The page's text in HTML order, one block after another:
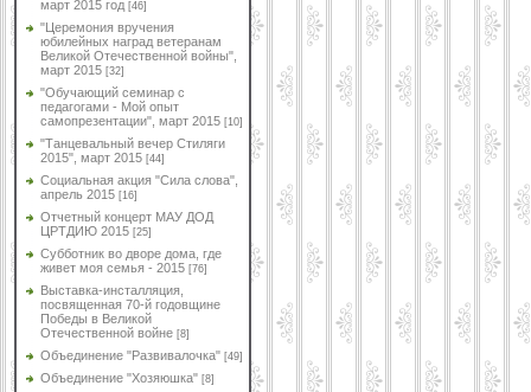
март 2015 год [46]
"Церемония вручения
юбилейных наград ветеранам
Великой Отечественной войны",
март 2015 [32]
"Обучающий семинар с
педагогами - Мой опыт
самопрезентации", март 2015 [10]
"Танцевальный вечер Стиляги
2015", март 2015 [44]
Социальная акция "Сила слова",
апрель 2015 [16]
Отчетный концерт МАУ ДОД
ЦРТДИЮ 2015 [25]
Субботник во дворе дома, где
живет моя семья - 2015 [76]
Выставка-инсталляция,
посвященная 70-й годовщине
Победы в Великой
Отечественной войне [8]
Объединение "Развивалочка" [49]
Объединение "Хозяюшка" [8]